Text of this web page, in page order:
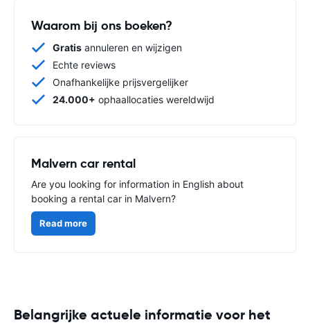
Waarom bij ons boeken?
Gratis annuleren en wijzigen
Echte reviews
Onafhankelijke prijsvergelijker
24.000+ ophaallocaties wereldwijd
Malvern car rental
Are you looking for information in English about
booking a rental car in Malvern?
Read more
Belangrijke actuele informatie voor het